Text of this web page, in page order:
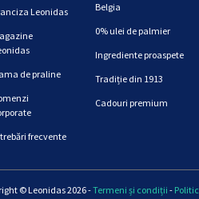
Leonidas
de praline
frecvente
Belgia
0% ulei de palmier
Ingrediente proaspete
Tradiție din 1913
Cadouri premium
© Leonidas 2026 -Termeni și condiții -